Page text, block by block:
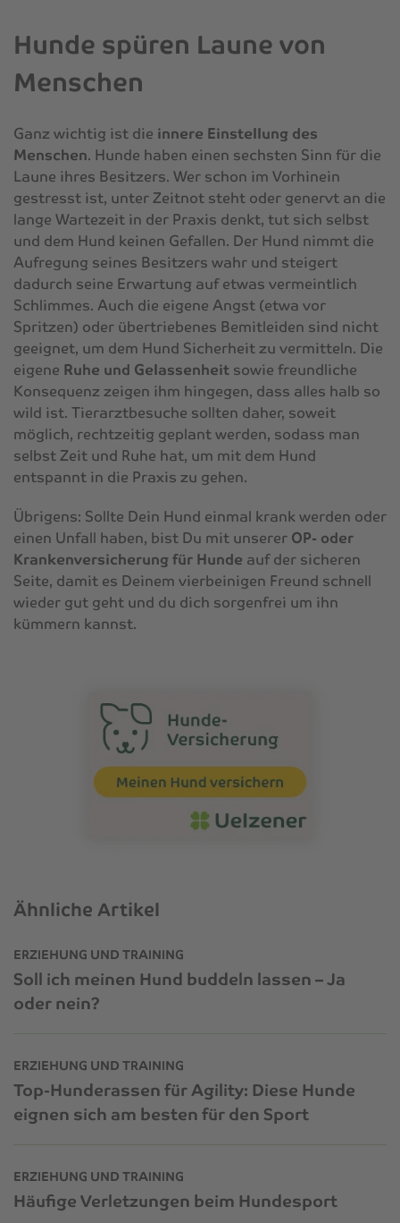
Ähnliche Artikel
ERZIEHUNG UND TRAINING
Soll ich meinen Hund buddeln lassen – Ja
oder nein?
ERZIEHUNG UND TRAINING
Top-Hunderassen für Agility: Diese Hunde
eignen sich am besten für den Sport
ERZIEHUNG UND TRAINING
Häufige Verletzungen beim Hundesport
Hunde spüren Laune von
Menschen
Ganz wichtig ist die innere Einstellung des
Menschen. Hunde haben einen sechsten Sinn für die
Laune ihres Besitzers. Wer schon im Vorhinein
gestresst ist, unter Zeitnot steht oder genervt an die
lange Wartezeit in der Praxis denkt, tut sich selbst
und dem Hund keinen Gefallen. Der Hund nimmt die
Aufregung seines Besitzers wahr und steigert
dadurch seine Erwartung auf etwas vermeintlich
Schlimmes. Auch die eigene Angst (etwa vor
Spritzen) oder übertriebenes Bemitleiden sind nicht
geeignet, um dem Hund Sicherheit zu vermitteln. Die
eigene Ruhe und Gelassenheit sowie freundliche
Konsequenz zeigen ihm hingegen, dass alles halb so
wild ist. Tierarztbesuche sollten daher, soweit
möglich, rechtzeitig geplant werden, sodass man
selbst Zeit und Ruhe hat, um mit dem Hund
entspannt in die Praxis zu gehen.
Übrigens: Sollte Dein Hund einmal krank werden oder
einen Unfall haben, bist Du mit unserer OP- oder
Krankenversicherung für Hunde auf der sicheren
Seite, damit es Deinem vierbeinigen Freund schnell
wieder gut geht und du dich sorgenfrei um ihn
kümmern kannst.